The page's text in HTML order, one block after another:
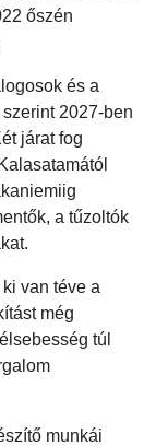
őszén
és a
2027-ben
járat fog
a tűzoltók
van téve a
még
túl
munkái